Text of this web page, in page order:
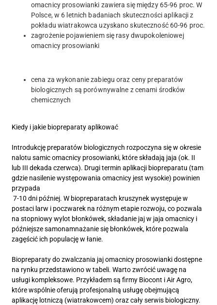
omacnicy prosowianki zawiera się między 65-96 proc. W
Polsce, w 6 letnich badaniach skuteczności aplikacji z
pokładu wiatrakowca uzyskano skuteczność 60-96 proc.
zagrożenie pojawieniem się rasy dwupokoleniowej
omacnicy prosowianki
cena za wykonanie zabiegu oraz ceny preparatów
biologicznych są porównywalne z cenami środków
chemicznych
Kiedy i jakie biopreparaty aplikować
Introdukcję preparatów biologicznych rozpoczyna się w okresie
nalotu samic omacnicy prosowianki, które składają jaja (ok. II
lub III dekada czerwca). Drugi termin aplikacji biopreparatu (tam
gdzie nasilenie występowania omacnicy jest wysokie) powinien
przypada
7-10 dni później. W biopreparatach kruszynek występuje w
postaci larw i poczwarek na różnym etapie rozwoju, co pozwala
na stopniowy wylot błonkówek, składanie jaj w jaja omacnicy i
późniejsze samonamnażanie się błonkówek, które pozwala
zagęścić ich populację w łanie.
Biopreparaty do zwalczania jaj omacnicy prosowianki dostępne
na rynku przedstawiono w tabeli. Warto zwrócić uwagę na
usługi kompleksowe. Przykładem są firmy Biocont i Air Agro,
które wspólnie oferują profesjonalną usługę obejmującą
aplikację lotniczą (wiatrakowcem) oraz cały serwis biologiczny.